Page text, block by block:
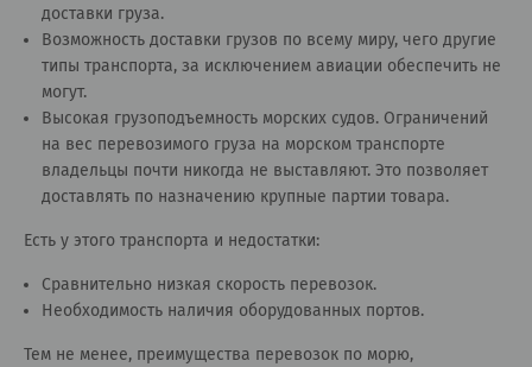
доставки груза.
Возможность доставки грузов по всему миру, чего другие
типы транспорта, за исключением авиации обеспечить не
могут.
Высокая грузоподъемность морских судов. Ограничений
на вес перевозимого груза на морском транспорте
владельцы почти никогда не выставляют. Это позволяет
доставлять по назначению крупные партии товара.
Есть у этого транспорта и недостатки:
Сравнительно низкая скорость перевозок.
Необходимость наличия оборудованных портов.
Тем не менее, преимущества перевозок по морю,